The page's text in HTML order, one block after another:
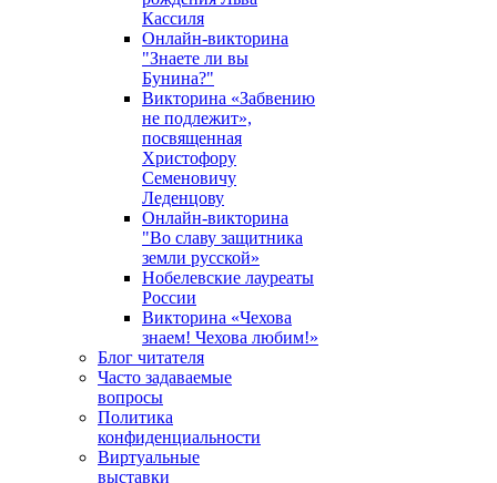
Кассиля
Онлайн-викторина
"Знаете ли вы
Бунина?"
Викторина «Забвению
не подлежит»,
посвященная
Христофору
Семеновичу
Леденцову
Онлайн-викторина
"Во славу защитника
земли русской»
Нобелевские лауреаты
России
Викторина «Чехова
знаем! Чехова любим!»
Блог читателя
Часто задаваемые
вопросы
Политика
конфиденциальности
Виртуальные
выставки